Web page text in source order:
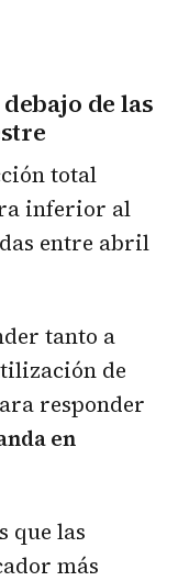
de las
total
inferior al
entre abril
tanto a
de
responder
en
que las
más